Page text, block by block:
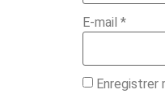
E-mail *
Enregistrer